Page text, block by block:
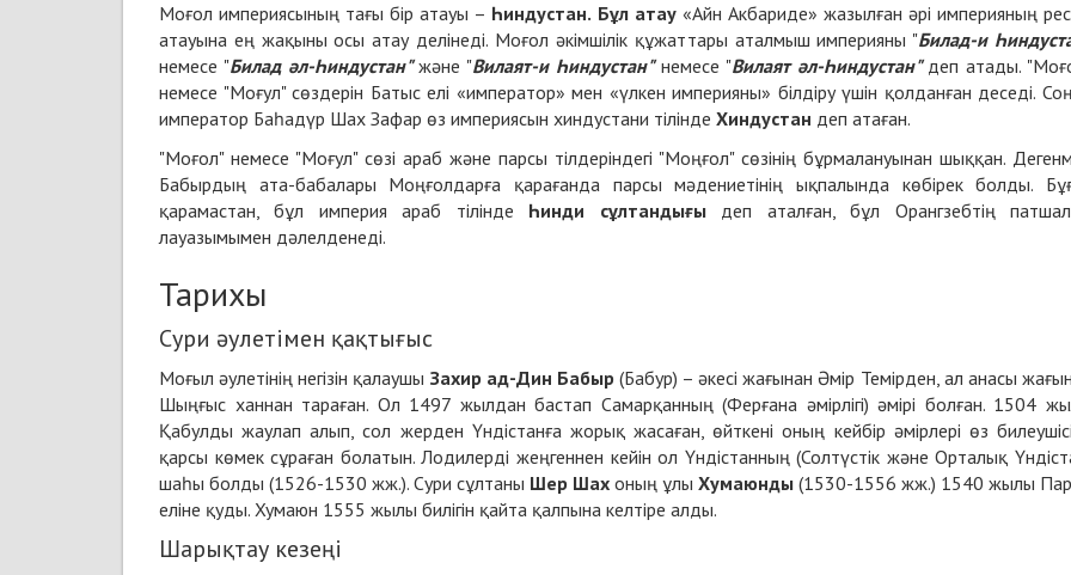
Моғол империясының тағы бір атауы – Һиндустан. Бұл атау«Айн Акбариде» жазылған әрі империяның
атауына ең жақыны осы атау делінеді. Моғол әкімшілік құжаттары аталмыш империяны "Билад-и Һ
немесе "Билад әл-Һиндустан"және "Вилаят-и Һиндустан"немесе "Вилаят әл-Һиндустан"деп атады.
немесе "Моғул" сөздерін Батыс елі «император» мен «үлкен империяны» білдіру үшін қолданған деседі.
император Баһадүр Шах Зафар өз империясын хиндустани тілінде Хиндустан деп атаған.
"Моғол" немесе "Моғул" сөзі араб және парсы тілдеріндегі "Моңғол" сөзінің бұрмалануынан шыққан.
Бабырдың ата-бабалары Моңғолдарға қарағанда парсы мәдениетінің ықпалында көбірек болды.
қарамастан, бұл империя араб тілінде Һинди сұлтандығыдеп аталған, бұл Орангзебтің
лауазымымен дәлелденеді.
Тарихы
Сури әулетімен қақтығыс
Моғыл әулетінің негізін қалаушы Захир ад-Дин Бабыр(Бабур) – әкесі жағынан Әмір Темірден, ал анасы
Шыңғыс ханнан тараған. Ол 1497 жылдан бастап Самарқанның (Ферғана әмірлігі) әмірі болған. 1504
Қабулды жаулап алып, сол жерден Үндістанға жорық жасаған, өйткені оның кейбір әмірлері өз
қарсы көмек сұраған болатын. Лодилерді жеңгеннен кейін ол Үндістанның (Солтүстік және Орталық
шаһы болды (1526-1530 жж.). Сури сұлтаны Шер Шах оның ұлы Хумаюнды (1530-1556 жж.) 1540 жылы
еліне қуды. Хумаюн 1555 жылы билігін қайта қалпына келтіре алды.
Шарықтау кезеңі